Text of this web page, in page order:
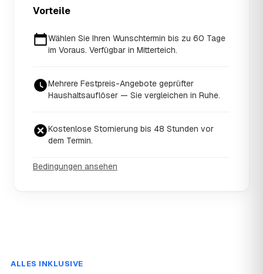
Vorteile
Wählen Sie Ihren Wunschtermin bis zu 60 Tage
im Voraus. Verfügbar in Mitterteich.
Mehrere Festpreis-Angebote geprüfter
Haushaltsauflöser — Sie vergleichen in Ruhe.
Kostenlose Stornierung bis 48 Stunden vor
dem Termin.
Bedingungen ansehen
ALLES INKLUSIVE